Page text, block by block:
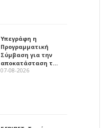
Υπεγράφη η
Προγραμματική
Σύμβαση για την
αποκατάσταση τ…
07-08-2026